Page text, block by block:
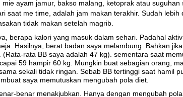
mie ayam jamur, bakso malang, ketoprak atau suguhan
saat me time, adalah jam makan terakhir. Sudah lebih
tidak makan setelah magrib.
berapa kalori yang masuk dalam sehari. Padahal
Hasilnya, berat badan saya melambung. Bahkan
(Rata-rata BB saya adalah 47 kg). sementara saat
59 hampir 60 kg. Mungkin buat sebagian orang,
sekali tidak ringan. Sebab BB tertinggi saat hamil
saya memutuskan mengubah pola diet.
benar menakjubkan. Hanya dengan mengubah